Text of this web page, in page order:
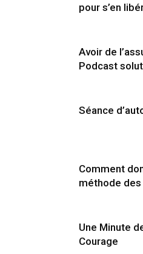
pour s’en
Avoir de
Podcast
Séance
Comment
méthode
Une Minute
Courage